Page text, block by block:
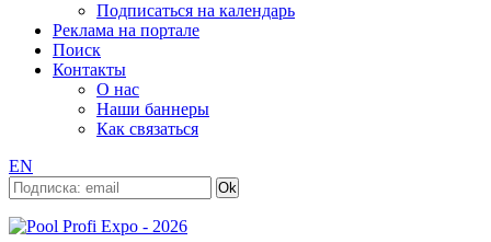
Подписаться на календарь
Реклама на портале
Поиск
Контакты
О нас
Наши баннеры
Как связаться
EN